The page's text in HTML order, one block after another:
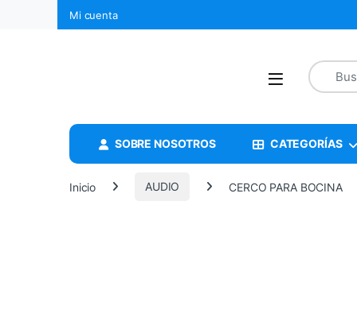
Mi cuenta
SOBRE NOSOTROS CATEGORÍAS
Inicio AUDIO CERCO PARA BOCINA